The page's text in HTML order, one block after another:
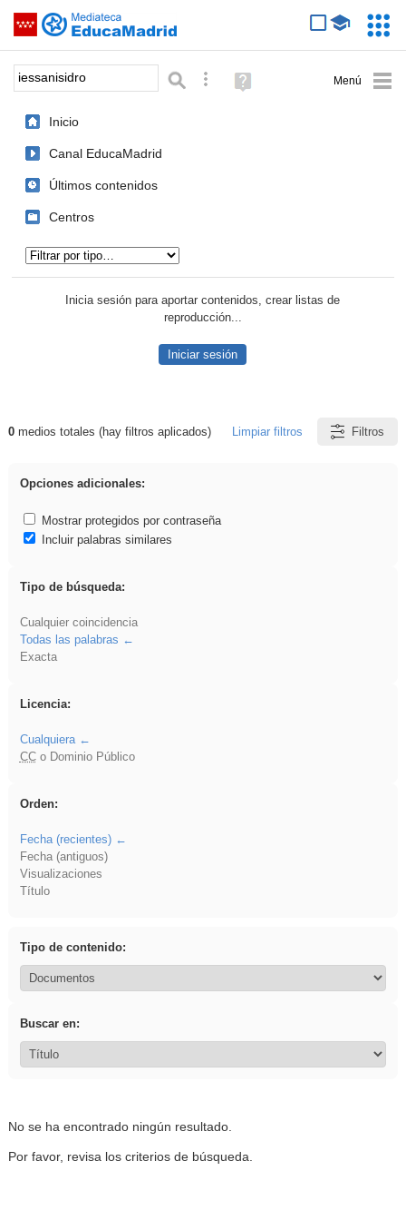
Saltar navegación
Palabra o frase: Búsqueda avanzada
Ayuda
(en
Inicio
Canal EducaMadrid
Últimos contenidos
Centros
Inicia sesión para aportar contenidos, crear listas de
reproducción...
Iniciar sesión
Resultados de: iessanisidro
0medios totales (hay filtros aplicados) Limpiar filtros Filtros
Opciones adicionales:
Mostrar protegidos por contraseña
Incluir palabras similares
Tipo de búsqueda:
Cualquier coincidencia
Todas las palabras
Exacta
Licencia:
Cualquiera
CCo Dominio Público
Orden:
Fecha (recientes)
Fecha (antiguos)
Visualizaciones
Título
Tipo de contenido:
Buscar en:
No se ha encontrado ningún resultado.
Por favor, revisa los criterios de búsqueda.